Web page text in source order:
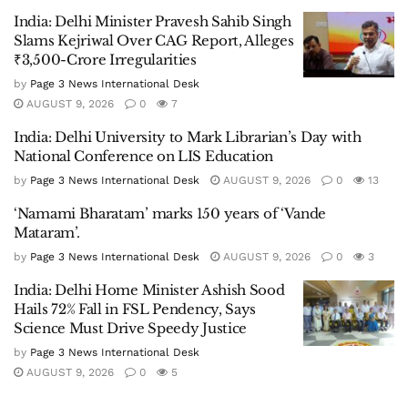
India: Delhi Minister Pravesh Sahib Singh
Slams Kejriwal Over CAG Report, Alleges
₹3,500-Crore Irregularities
by Page 3 News International Desk
AUGUST 9, 2026
0 7
India: Delhi University to Mark Librarian’s Day with
National Conference on LIS Education
by Page 3 News International Desk AUGUST 9, 2026 0 13
‘Namami Bharatam’ marks 150 years of ‘Vande
Mataram’.
by Page 3 News International Desk AUGUST 9, 2026 0 3
India: Delhi Home Minister Ashish Sood
Hails 72% Fall in FSL Pendency, Says
Science Must Drive Speedy Justice
by Page 3 News International Desk
AUGUST 9, 2026
0 5